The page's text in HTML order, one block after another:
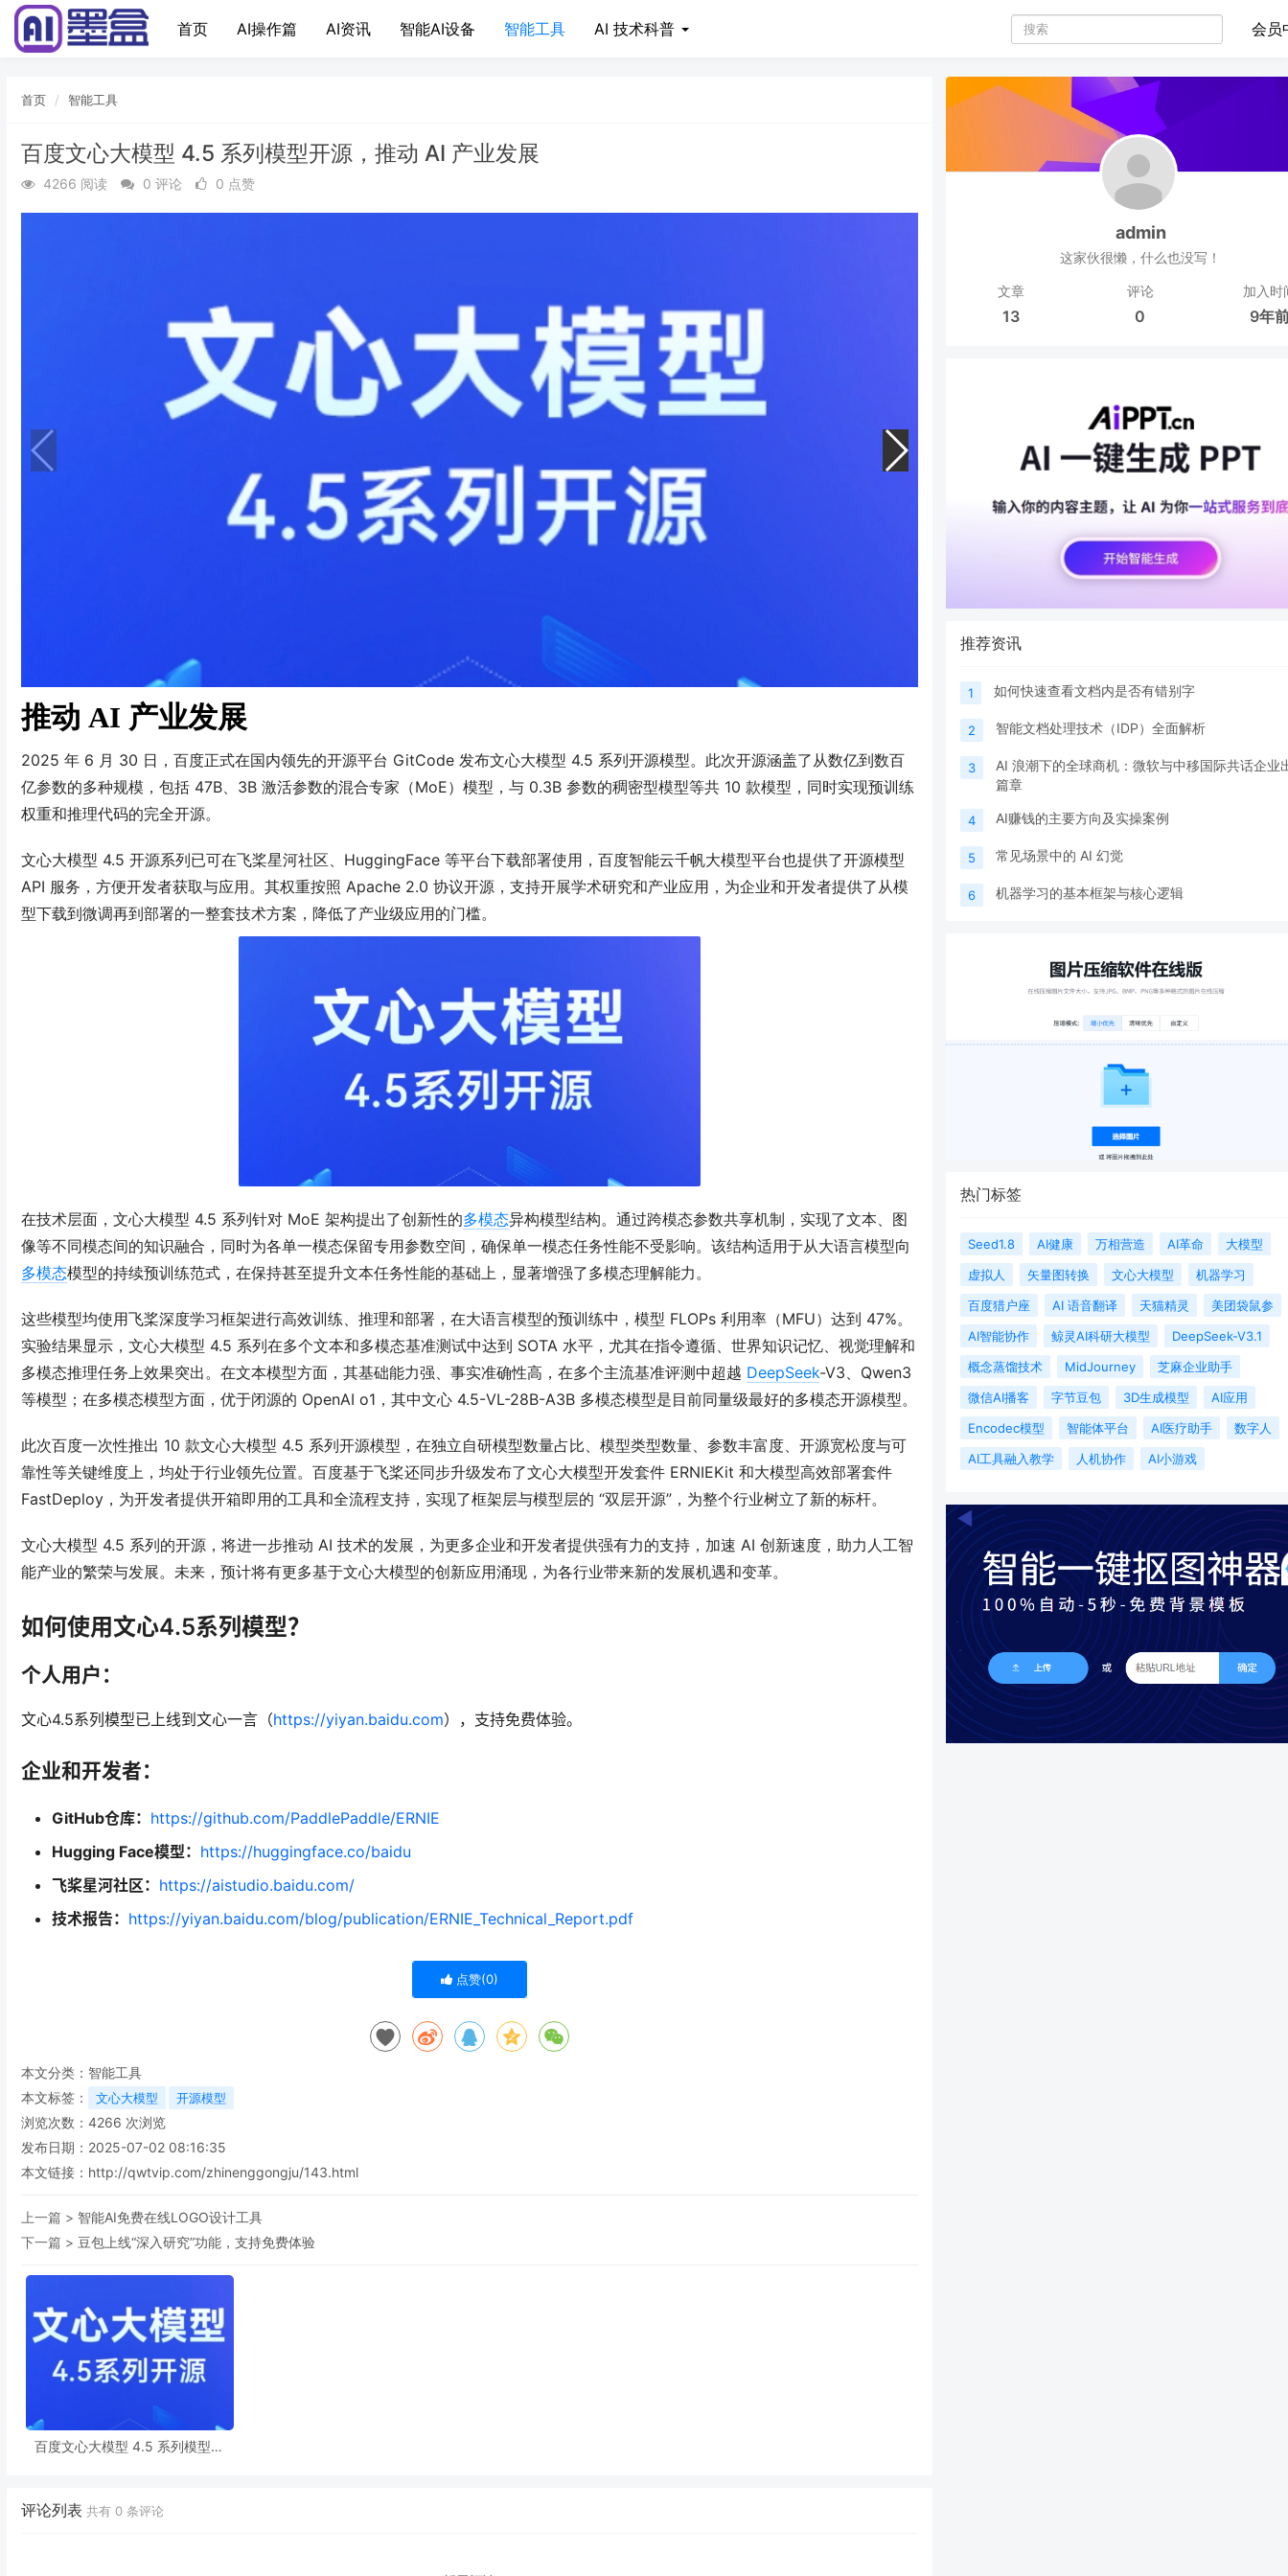
首页 AI操作篇 AI资讯 智能AI设备 智能工具 AI 技术科普 会员
首页 智能工具
百度文心大模型 4.5 系列模型开源，推动 AI 产业发展
4266 阅读 0 评论 0 点赞
推动 AI 产业发展
2025 年 6 月 30 日，百度正式在国内领先的开源平台 GitCode 发布文心大模型 4.5 系列开源模型。此次开源涵盖了从数亿到数百
亿参数的多种规模，包括 47B、3B 激活参数的混合专家（MoE）模型，与 0.3B 参数的稠密型模型等共 10 款模型，同时实现预训练
权重和推理代码的完全开源。
文心大模型 4.5 开源系列已可在飞桨星河社区、HuggingFace 等平台下载部署使用，百度智能云千帆大模型平台也提供了开源模型
API 服务，方便开发者获取与应用。其权重按照 Apache 2.0 协议开源，支持开展学术研究和产业应用，为企业和开发者提供了从模
型下载到微调再到部署的一整套技术方案，降低了产业级应用的门槛。
在技术层面，文心大模型 4.5 系列针对 MoE 架构提出了创新性的多模态异构模型结构。通过跨模态参数共享机制，实现了文本、图
像等不同模态间的知识融合，同时为各单一模态保留专用参数空间，确保单一模态任务性能不受影响。该结构适用于从大语言模型向
多模态模型的持续预训练范式，在保持甚至提升文本任务性能的基础上，显著增强了多模态理解能力。
这些模型均使用飞桨深度学习框架进行高效训练、推理和部署，在大语言模型的预训练中，模型 FLOPs 利用率（MFU）达到 47%。
实验结果显示，文心大模型 4.5 系列在多个文本和多模态基准测试中达到 SOTA 水平，尤其在指令遵循、世界知识记忆、视觉理解和
多模态推理任务上效果突出。在文本模型方面，其基础能力强、事实准确性高，在多个主流基准评测中超越 DeepSeek-V3、Qwen3
等模型；在多模态模型方面，优于闭源的 OpenAI o1，其中文心 4.5-VL-28B-A3B 多模态模型是目前同量级最好的多模态开源模型。
此次百度一次性推出 10 款文心大模型 4.5 系列开源模型，在独立自研模型数量占比、模型类型数量、参数丰富度、开源宽松度与可
靠性等关键维度上，均处于行业领先位置。百度基于飞桨还同步升级发布了文心大模型开发套件 ERNIEKit 和大模型高效部署套件
FastDeploy，为开发者提供开箱即用的工具和全流程支持，实现了框架层与模型层的 “双层开源”，为整个行业树立了新的标杆。
文心大模型 4.5 系列的开源，将进一步推动 AI 技术的发展，为更多企业和开发者提供强有力的支持，加速 AI 创新速度，助力人工智
能产业的繁荣与发展。未来，预计将有更多基于文心大模型的创新应用涌现，为各行业带来新的发展机遇和变革。
如何使用文心4.5系列模型？
个人用户：
文心4.5系列模型已上线到文心一言（https://yiyan.baidu.com），支持免费体验。
企业和开发者：
GitHub仓库： https://github.com/PaddlePaddle/ERNIE
Hugging Face模型： https://huggingface.co/baidu
飞桨星河社区： https://aistudio.baidu.com/
技术报告： https://yiyan.baidu.com/blog/publication/ERNIE_Technical_Report.pdf
点赞(0)
本文分类： 智能工具
本文标签：
文心大模型 开源模型
浏览次数： 4266 次浏览
发布日期：2025-07-02 08:16:35
本文链接： http://qwtvip.com/zhinenggongju/143.html
上一篇 > 智能AI免费在线LOGO设计工具
下一篇 > 豆包上线“深入研究”功能，支持免费体验
百度文心大模型 4.5 系列模型开
评论列表 共有 0 条评论
admin
这家伙很懒，什么也没写！
文章
13
评论
0
加入时
9年
推荐资讯
1 如何快速查看文档内是否有错别字
2 智能文档处理技术（IDP）全面解析
3
AI 浪潮下的全球商机：微软与中移国际共话企业
篇章
4 AI赚钱的主要方向及实操案例
5 常见场景中的 AI 幻觉
6 机器学习的基本框架与核心逻辑
热门标签
Seed1.8 AI健康 万相营造 AI革命
大模型
虚拟人
矢量图转换‌ 文心大模型
机器学习
百度猎户座
AI 语音翻译 天猫精灵
美团袋鼠参
AI智能协作
鲸灵AI科研大模型
DeepSeek-V3.1
概念蒸馏技术
MidJourney
芝麻企业助手
微信AI播客
字节豆包 3D生成模型
AI应用
Encodec模型
智能体平台 AI医疗助手
数字人
AI工具融入教学
人机协作 AI小游戏